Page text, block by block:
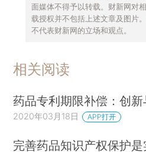
面媒体不得予以转载。财新网对
载授权并不包括上述文章及图片
不代表财新网的立场和观点。
相关阅读
药品专利期限补偿：创
2020年03月18日 APP打开
完善药品知识产权保护是